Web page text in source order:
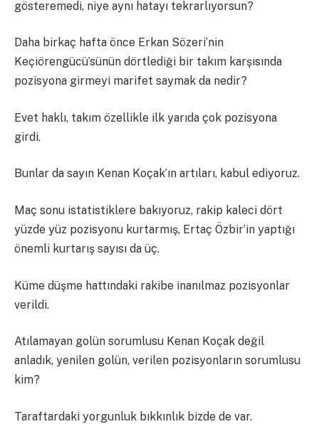
gösteremedi, niye aynı hatayı tekrarlıyorsun?
Daha birkaç hafta önce Erkan Sözeri’nin
Keçiörengücü’sünün dörtlediği bir takım karşısında
pozisyona girmeyi marifet saymak da nedir?
Evet haklı, takım özellikle ilk yarıda çok pozisyona
girdi.
Bunlar da sayın Kenan Koçak’ın artıları, kabul ediyoruz.
Maç sonu istatistiklere bakıyoruz, rakip kaleci dört
yüzde yüz pozisyonu kurtarmış, Ertaç Özbir’in yaptığı
önemli kurtarış sayısı da üç.
Küme düşme hattındaki rakibe inanılmaz pozisyonlar
verildi.
Atılamayan golün sorumlusu Kenan Koçak değil
anladık, yenilen golün, verilen pozisyonların sorumlusu
kim?
Taraftardaki yorgunluk bıkkınlık bizde de var.